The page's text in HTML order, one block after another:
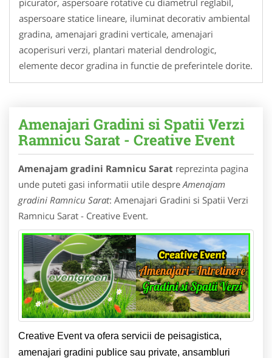
picurator, aspersoare rotative cu diametrul reglabil,
aspersoare statice lineare, iluminat decorativ ambiental
gradina, amenajari gradini verticale, amenajari
acoperisuri verzi, plantari material dendrologic,
elemente decor gradina in functie de preferintele dorite.
Amenajari Gradini si Spatii Verzi
Ramnicu Sarat - Creative Event
Amenajam gradini Ramnicu Sarat reprezinta pagina
unde puteti gasi informatii utile despreAmenajam
gradini Ramnicu Sarat: Amenajari Gradini si Spatii Verzi
Ramnicu Sarat - Creative Event.
Creative Event va ofera servicii de peisagistica,
amenajari gradini publice sau private, ansambluri